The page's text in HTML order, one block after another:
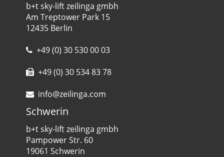
b+t sky-lift zeilinga gmbh
Am Treptower Park 15
12435 Berlin
+49 (0) 30 530 00 03
+49 (0) 30 534 83 78
info@zeilinga.com
Schwerin
b+t sky-lift zeilinga gmbh
Pampower Str. 60
19061 Schwerin